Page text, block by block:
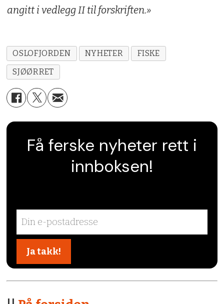
angitt i vedlegg II til forskriften.»
OSLOFJORDEN NYHETER
FISKE
SJØØRRET
Få ferske nyheter rett i
innboksen!